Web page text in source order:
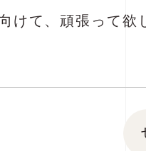
けて、頑張って欲